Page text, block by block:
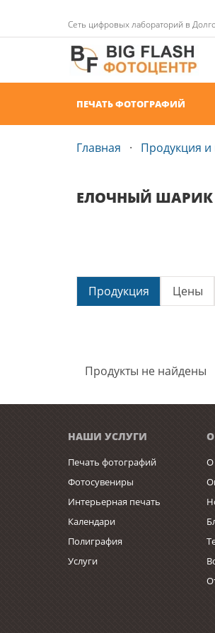
Сеть цифровых лабораторий в
ПЕЧАТЬ ФОТОГРАФИЙ
Главная Продукция
ЕЛОЧНЫЙ
Продукция Цены
Продукты не найдены
НАШИ УСЛУГИ
Печать фотографий
Фотосувениры
Интерьерная печать
Календари
Полиграфия
Услуги
О